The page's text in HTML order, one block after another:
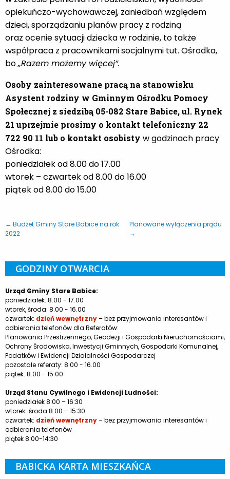
opiekuńczo-wychowawczej, zaniedbań względem
dzieci, sporządzaniu planów pracy z rodziną
oraz ocenie sytuacji dziecka w rodzinie, to także
współpraca z pracownikami socjalnymi tut. Ośrodka,
bo„Razem możemy więcej”.
Osoby zainteresowane pracą na stanowisku
Asystent rodziny w Gminnym Ośrodku Pomocy
Społecznej z siedzibą 05-082 Stare Babice, ul. Rynek
21 uprzejmie prosimy o kontakt telefoniczny 22
722 90 11 lub o kontakt osobisty w godzinach pracy
Ośrodka:
poniedziałek od 8.00 do 17.00
wtorek – czwartek od 8.00 do 16.00
piątek od 8.00 do 15.00
← Budżet Gminy Stare Babice na rok
2022
Planowane wyłączenia prądu
→
GODZINY OTWARCIA
Urząd Gminy Stare Babice:
poniedziałek: 8.00 - 17.00
wtorek, środa: 8.00 - 16.00
czwartek: dzień wewnętrzny– bez przyjmowania interesantów i
odbierania telefonów dla Referatów:
Planowania Przestrzennego, Geodezji i Gospodarki Nieruchomościami,
Ochrony Środowiska, Inwestycji Gminnych, Gospodarki Komunalnej,
Podatków i Ewidencji Działalności Gospodarczej
pozostałe referaty: 8.00 - 16.00
piątek: 8.00 - 15.00
Urząd Stanu Cywilnego i Ewidencji Ludności:
poniedziałek 8:00 – 16:30
wtorek-środa 8:00 – 15:30
czwartek: dzień wewnętrzny– bez przyjmowania interesantów i
odbierania telefonów
piątek 8:00-14:30
BABICKA KARTA MIESZKAŃCA